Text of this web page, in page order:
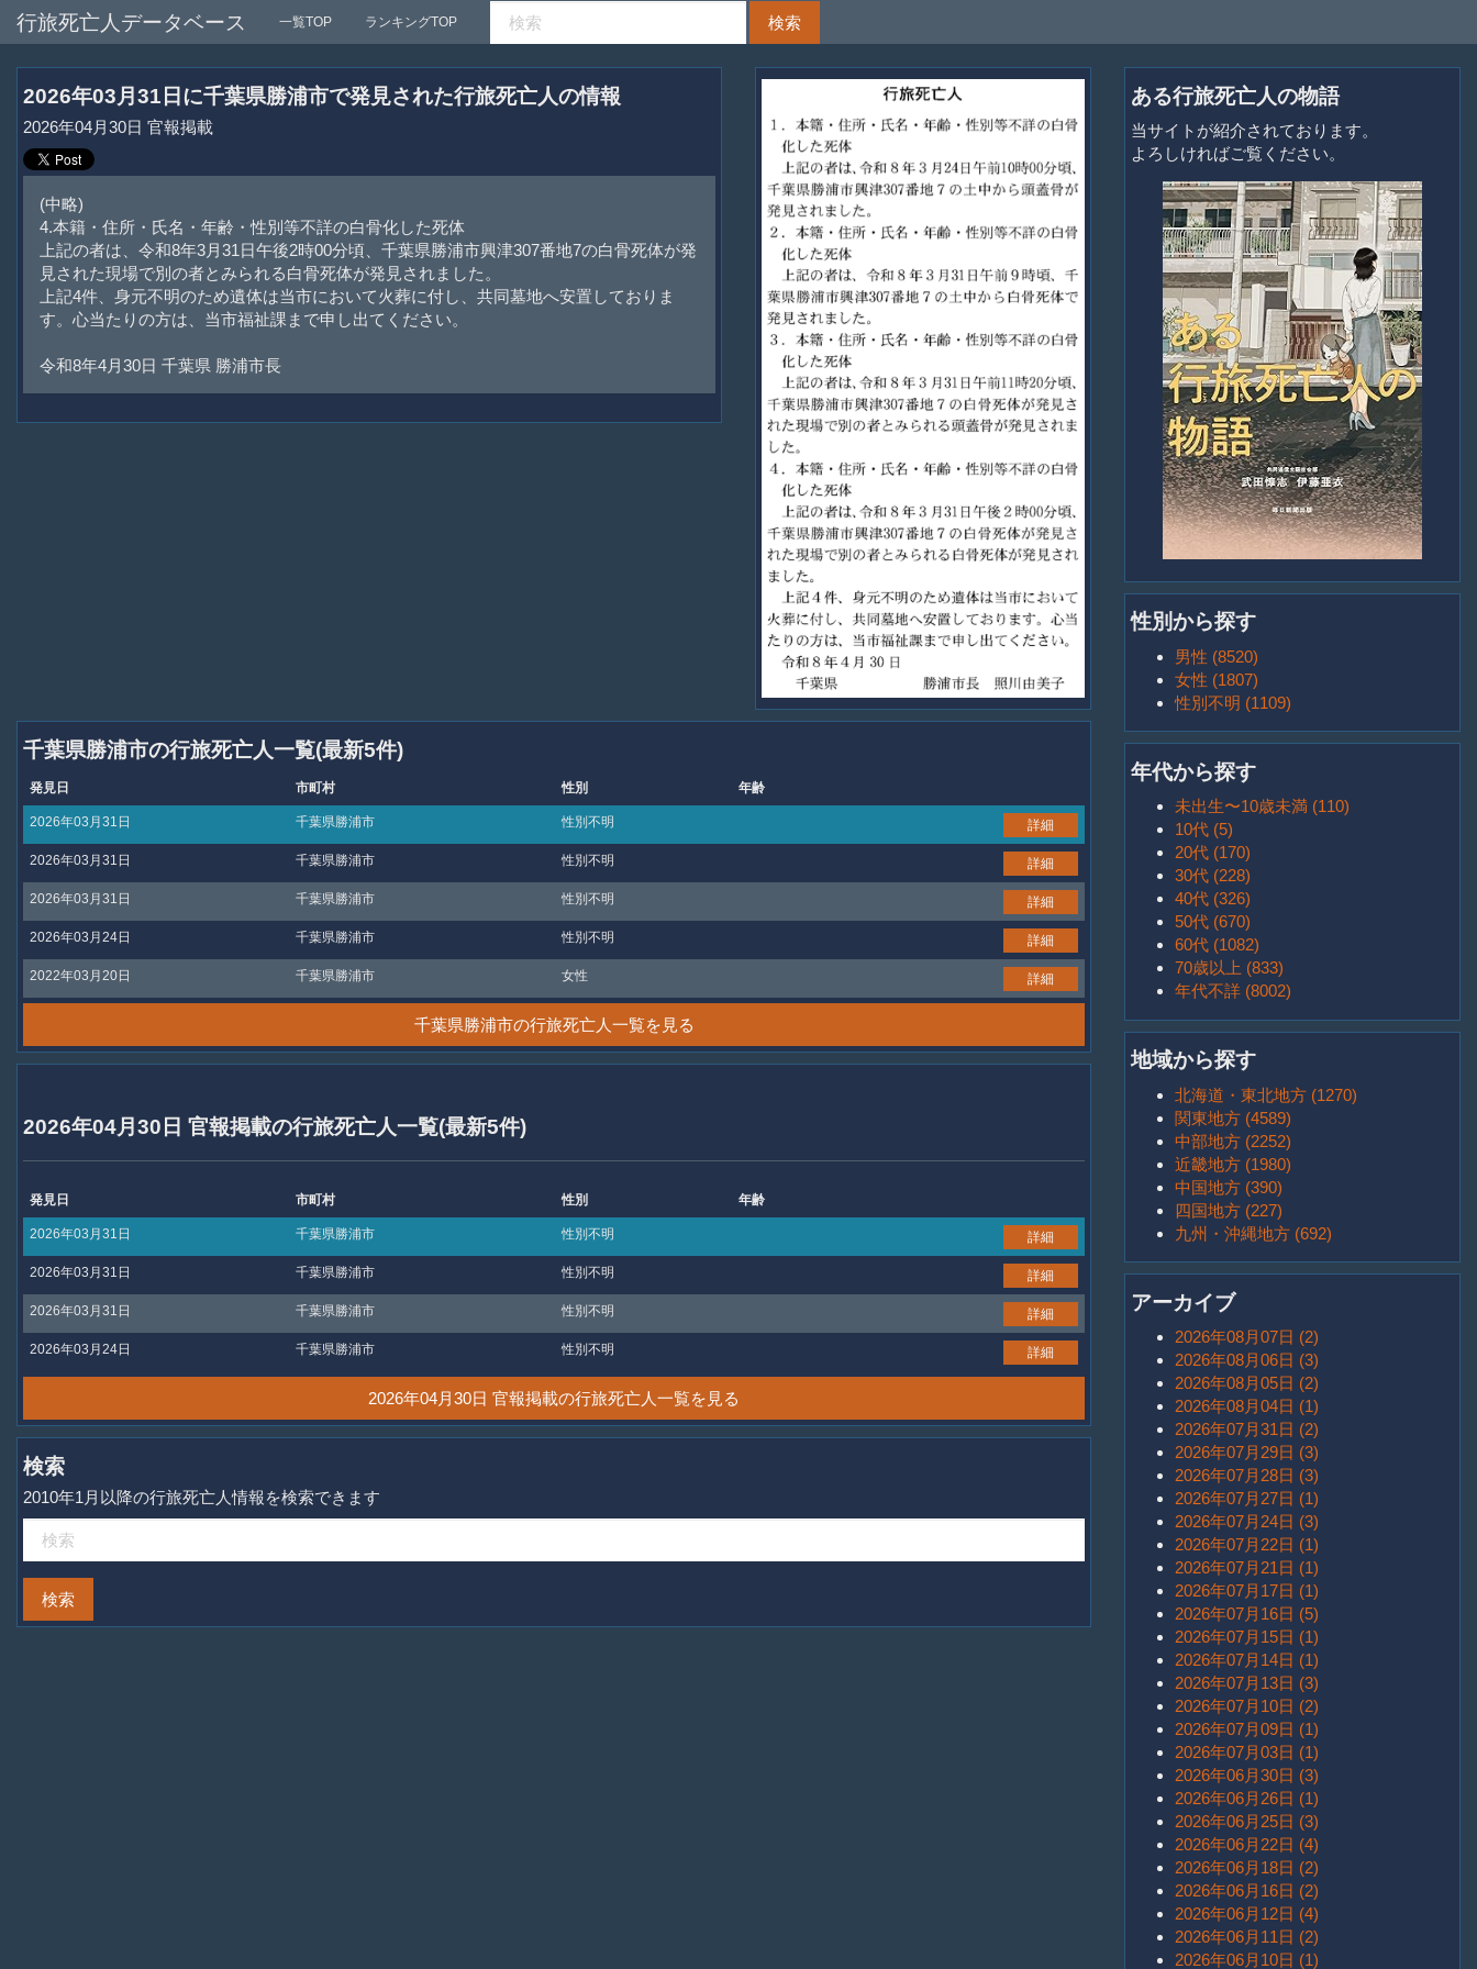
行旅死亡人データベース 一覧TOP ランキングTOP
2026年03月31日に千葉県勝浦市で発見された行旅死亡人の情報
2026年04月30日 官報掲載
(中略)
4.本籍・住所・氏名・年齢・性別等不詳の白骨化した死体
上記の者は、令和8年3月31日午後2時00分頃、千葉県勝浦市興津307番地7の白骨死体が発
見された現場で別の者とみられる白骨死体が発見されました。
上記4件、身元不明のため遺体は当市において火葬に付し、共同墓地へ安置しておりま
す。心当たりの方は、当市福祉課まで申し出てください。
令和8年4月30日 千葉県 勝浦市長
千葉県勝浦市の行旅死亡人一覧(最新5件)
発見日 市町村 性別 年齢
2026年03月31日 千葉県勝浦市 性別不明 詳細
2026年03月31日 千葉県勝浦市 性別不明 詳細
2026年03月31日 千葉県勝浦市 性別不明 詳細
2026年03月24日 千葉県勝浦市 性別不明 詳細
2022年03月20日 千葉県勝浦市 女性 詳細
千葉県勝浦市の行旅死亡人一覧を見る
2026年04月30日 官報掲載の行旅死亡人一覧(最新5件)
発見日 市町村 性別 年齢
2026年03月31日 千葉県勝浦市 性別不明 詳細
2026年03月31日 千葉県勝浦市 性別不明 詳細
2026年03月31日 千葉県勝浦市 性別不明 詳細
2026年03月24日 千葉県勝浦市 性別不明 詳細
2026年04月30日 官報掲載の行旅死亡人一覧を見る
検索
2010年1月以降の行旅死亡人情報を検索できます
ある行旅死亡人の物語
当サイトが紹介されております。
よろしければご覧ください。
性別から探す
男性 (8520)
女性 (1807)
性別不明 (1109)
年代から探す
未出生〜10歳未満 (110)
10代 (5)
20代 (170)
30代 (228)
40代 (326)
50代 (670)
60代 (1082)
70歳以上 (833)
年代不詳 (8002)
地域から探す
北海道・東北地方 (1270)
関東地方 (4589)
中部地方 (2252)
近畿地方 (1980)
中国地方 (390)
四国地方 (227)
九州・沖縄地方 (692)
アーカイブ
2026年08月07日 (2)
2026年08月06日 (3)
2026年08月05日 (2)
2026年08月04日 (1)
2026年07月31日 (2)
2026年07月29日 (3)
2026年07月28日 (3)
2026年07月27日 (1)
2026年07月24日 (3)
2026年07月22日 (1)
2026年07月21日 (1)
2026年07月17日 (1)
2026年07月16日 (5)
2026年07月15日 (1)
2026年07月14日 (1)
2026年07月13日 (3)
2026年07月10日 (2)
2026年07月09日 (1)
2026年07月03日 (1)
2026年06月30日 (3)
2026年06月26日 (1)
2026年06月25日 (3)
2026年06月22日 (4)
2026年06月18日 (2)
2026年06月16日 (2)
2026年06月12日 (4)
2026年06月11日 (2)
2026年06月10日 (1)